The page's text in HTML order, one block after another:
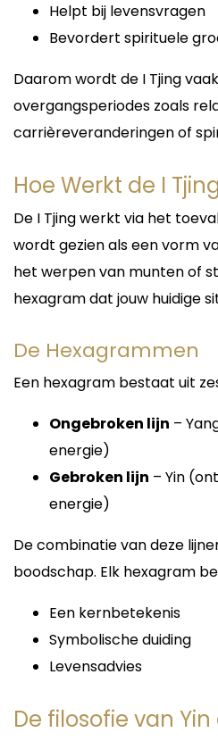
Liefde,
Liefde blijft een van
onderwerpen tijdens
kunnen soms
Toekomst
Ex-
Nieuwe
dynamiek binnen relaties
meer vertrouwen te
Spirituele
persoonlijke
Veel mensen bevinden
leven waarop zij
richting, bewustwording
hun eigen
Haar consulten bieden niet
ontwikkeling en
meer balans, rust en
leven.
Een unieke eigenschap
Helpt bij levensvragen
Bevordert spirituele
Daarom wordt de I Tjing
overgangsperiodes zoals
carrièreveranderingen of
Hoe Werkt de I
De I Tjing werkt via het
wordt gezien als een vorm
het werpen van munten of
hexagram dat jouw huidige
De Hexagrammen
Een hexagram bestaat uit
Ongebroken lijn –
energie)
Gebroken lijn – Yin
energie)
De combinatie van deze
boodschap. Elk hexagram
Een kernbetekenis
Symbolische duiding
Levensadvies
De filosofie van